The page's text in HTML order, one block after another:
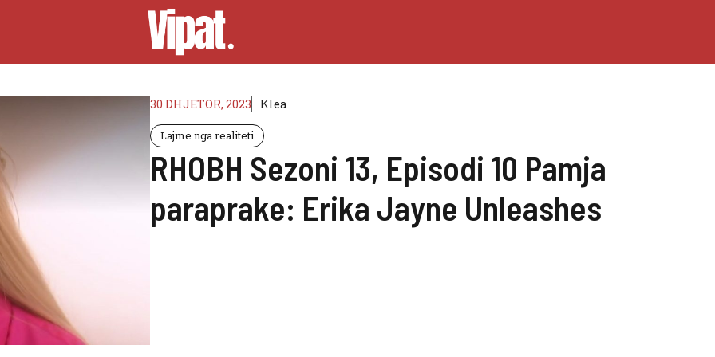
30 DHJETOR, 2023 Klea
Lajme nga realiteti
RHOBH Sezoni 13, Episodi 10 Pamja
paraprake: Erika Jayne Unleashes